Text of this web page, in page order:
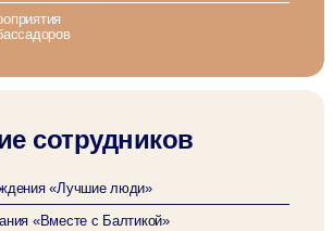
сотрудников
«Лучшие люди»
«Вместе с Балтикой»